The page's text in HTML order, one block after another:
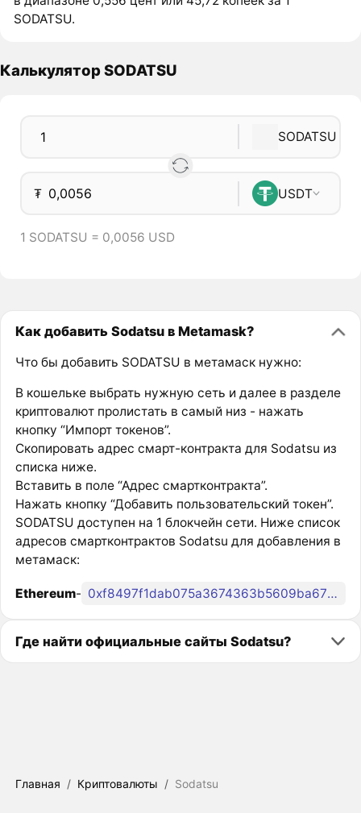
SODATSU.
Калькулятор SODATSU
SODATSU
₮ USDT
1 SODATSU = 0,0056 USD
Как добавить Sodatsu в Metamask?
Что бы добавить SODATSU в метамаск нужно:
В кошельке выбрать нужную сеть и далее в разделе
криптовалют пролистать в самый низ - нажать
кнопку “Импорт токенов”.
Скопировать адрес смарт-контракта для Sodatsu из
списка ниже.
Вставить в поле “Адрес смартконтракта”.
Нажать кнопку “Добавить пользовательский токен”.
SODATSU доступен на 1 блокчейн сети. Ниже список
адресов смартконтрактов Sodatsu для добавления в
метамаск:
Ethereum- 0xf8497f1dab075a3674363b5609ba679f7dc9c885
Где найти официальные сайты Sodatsu?
Главная / Криптовалюты / Sodatsu